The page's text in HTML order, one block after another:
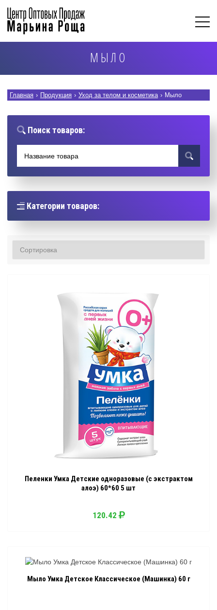
МЫЛО
Главная › Продукция › Уход за телом и косметика › Мыло
Поиск товаров:
Категории товаров:
Пеленки Умка Детские одноразовые (с экстрактом
алоэ) 60*60 5 шт
120.42
Мыло Умка Детское Классическое (Машинка) 60 г